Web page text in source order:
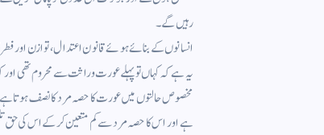
رہیں گے ۔
انسانوں کے بنائے ہوئے قانون اعتدال ، توازن اور
یہ ہے کہ کہاں تو پہلے عورت وراثت سے محروم تھی اور
مخصوص حالتوں میں عورت کا حصہ مرد کا نصف ہوتا
ہے اور اس کا حصہ مرد سے کم متعین کر کے اس کی حق